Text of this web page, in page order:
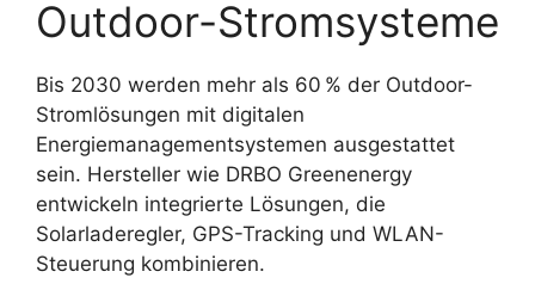
Outdoor-Stromsysteme
Bis 2030 werden mehr als 60 % der Outdoor-
Stromlösungen mit digitalen
Energiemanagementsystemen ausgestattet
sein. Hersteller wie DRBO Greenenergy
entwickeln integrierte Lösungen, die
Solarladeregler, GPS-Tracking und WLAN-
Steuerung kombinieren.